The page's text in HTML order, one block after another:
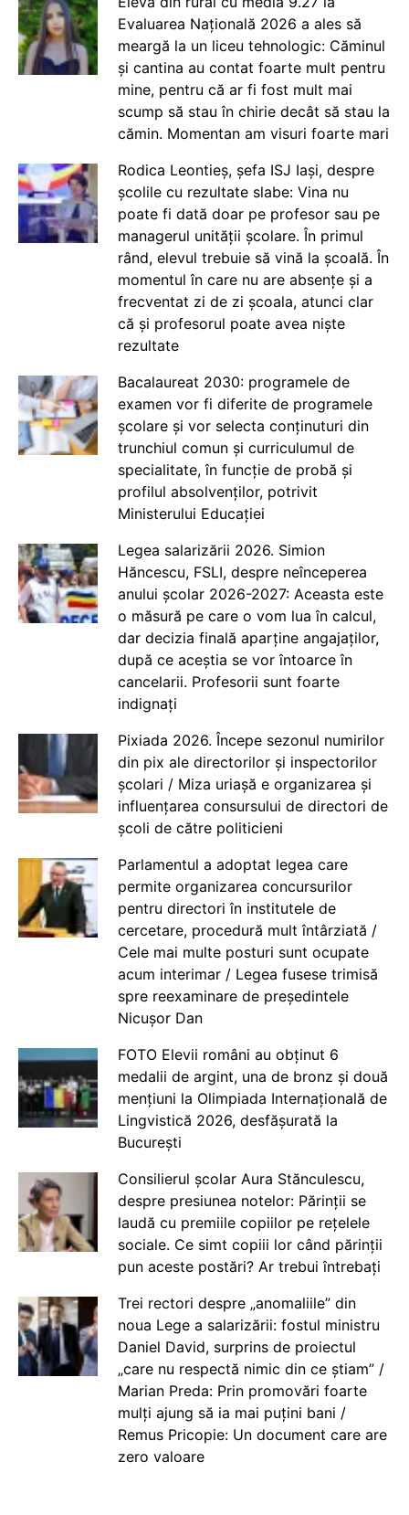
Evaluarea Națională 2026 a ales să
meargă la un liceu tehnologic: Căminul
și cantina au contat foarte mult pentru
mine, pentru că ar fi fost mult mai
scump să stau în chirie decât să stau la
cămin. Momentan am visuri foarte mari
Rodica Leontieș, șefa ISJ Iași, despre
școlile cu rezultate slabe: Vina nu
poate fi dată doar pe profesor sau pe
managerul unității școlare. În primul
rând, elevul trebuie să vină la școală. În
momentul în care nu are absențe și a
frecventat zi de zi școala, atunci clar
că și profesorul poate avea niște
rezultate
Bacalaureat 2030: programele de
examen vor fi diferite de programele
școlare și vor selecta conținuturi din
trunchiul comun și curriculumul de
specialitate, în funcție de probă și
profilul absolvenților, potrivit
Ministerului Educației
Legea salarizării 2026. Simion
Hăncescu, FSLI, despre neînceperea
anului școlar 2026-2027: Aceasta este
o măsură pe care o vom lua în calcul,
dar decizia finală aparține angajaților,
după ce aceștia se vor întoarce în
cancelarii. Profesorii sunt foarte
indignați
Pixiada 2026. Începe sezonul numirilor
din pix ale directorilor și inspectorilor
școlari / Miza uriașă e organizarea și
influențarea consursului de directori de
școli de către politicieni
Parlamentul a adoptat legea care
permite organizarea concursurilor
pentru directori în institutele de
cercetare, procedură mult întârziată /
Cele mai multe posturi sunt ocupate
acum interimar / Legea fusese trimisă
spre reexaminare de președintele
Nicușor Dan
FOTO Elevii români au obținut 6
medalii de argint, una de bronz și două
mențiuni la Olimpiada Internațională de
Lingvistică 2026, desfășurată la
București
Consilierul școlar Aura Stănculescu,
despre presiunea notelor: Părinții se
laudă cu premiile copiilor pe rețelele
sociale. Ce simt copiii lor când părinții
pun aceste postări? Ar trebui întrebați
Trei rectori despre „anomaliile” din
noua Lege a salarizării: fostul ministru
Daniel David, surprins de proiectul
„care nu respectă nimic din ce știam” /
Marian Preda: Prin promovări foarte
mulți ajung să ia mai puțini bani /
Remus Pricopie: Un document care are
zero valoare